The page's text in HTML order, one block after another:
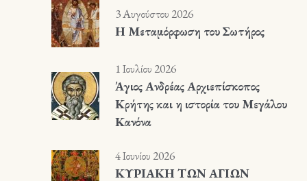
3 Αυγούστου 2026
Η Μεταμόρφωση του Σωτήρος
1 Ιουλίου 2026
Άγιος Ανδρέας Αρχιεπίσκοπος
Κρήτης και η ιστορία του Μεγάλου
Κανόνα
4 Ιουνίου 2026
ΚΥΡΙΑΚΗ ΤΩΝ ΑΓΙΩΝ